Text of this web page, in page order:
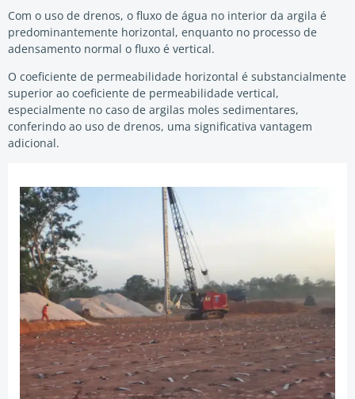
Com o uso de drenos, o fluxo de água no interior da argila é
predominantemente horizontal, enquanto no processo de
adensamento normal o fluxo é vertical.
O coeficiente de permeabilidade horizontal é substancialmente
superior ao coeficiente de permeabilidade vertical,
especialmente no caso de argilas moles sedimentares,
conferindo ao uso de drenos, uma significativa vantagem
adicional.